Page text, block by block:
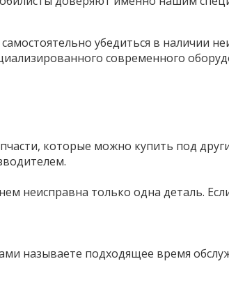
убедиться в наличии
современного
которые можно купить под
неисправна только одна деталь.
называете подходящее время